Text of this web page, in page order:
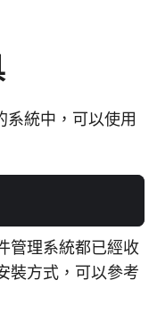
統中，可以使用
管理系統都已經收
裝方式，可以參考